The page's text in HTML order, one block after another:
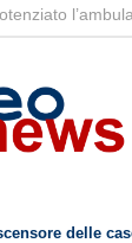
delle